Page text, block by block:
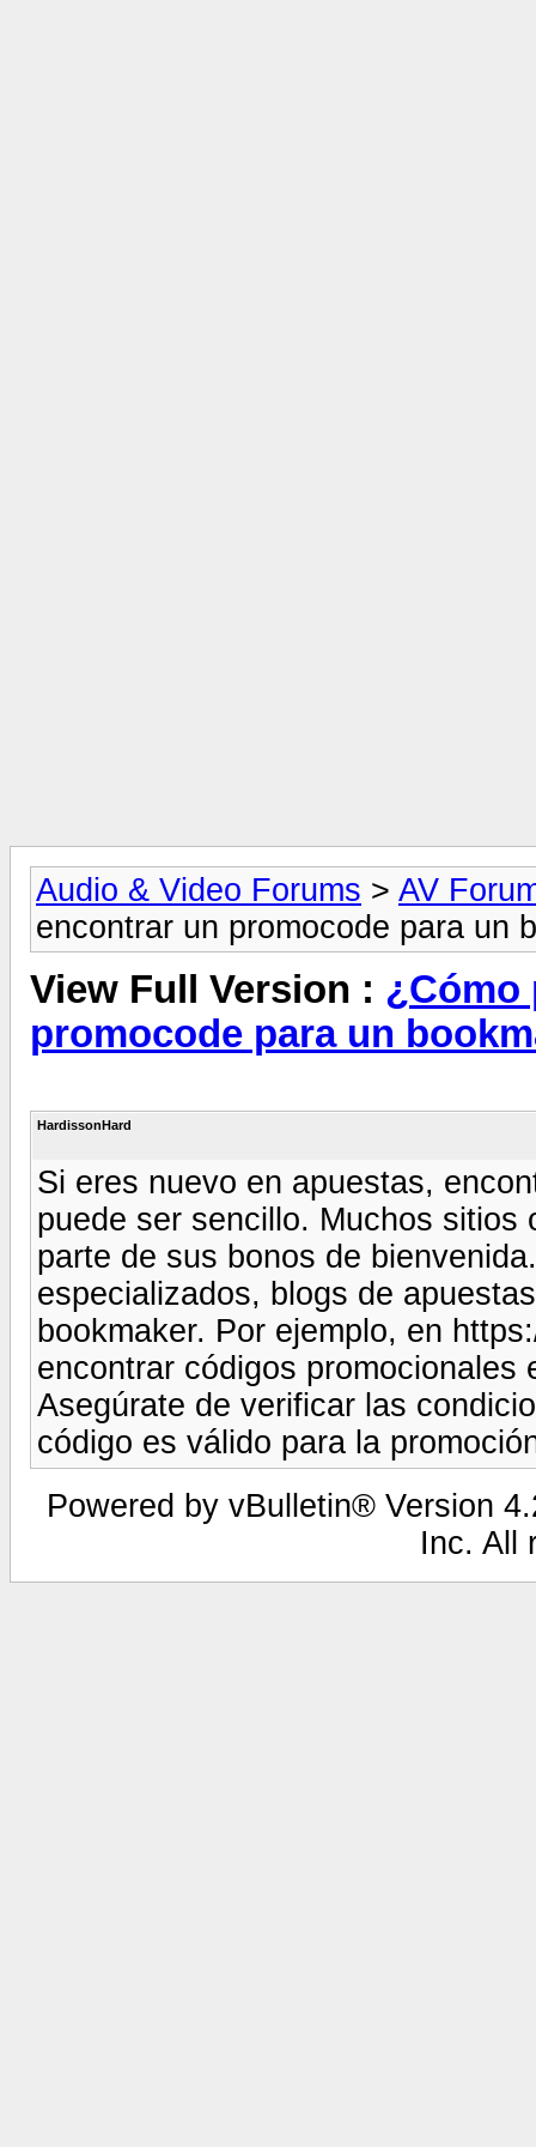
Audio & Video Forums > AV
encontrar un promocode para un
View Full Version : ¿Cómo
promocode para un
HardissonHard
Si eres nuevo en apuestas,
puede ser sencillo. Muchos sitios
parte de sus bonos de
especializados, blogs de
bookmaker. Por ejemplo, en
encontrar códigos
Asegúrate de verificar las
código es válido para la
Powered by vBulletin® Version
Inc. All